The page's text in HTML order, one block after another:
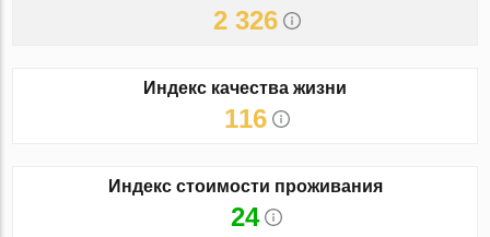
2 326
Индекс качества жизни
116
Индекс стоимости проживания
24